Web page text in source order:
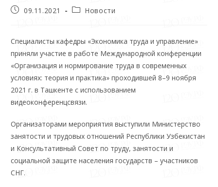
09.11.2021 Новости
Специалисты кафедры «Экономика труда и управление»
приняли участие в работе Международной конференции
«Организация и нормирование труда в современных
условиях: теория и практика» проходившей 8–9 ноября
2021 г. в Ташкенте с использованием
видеоконференцсвязи.
Организаторами мероприятия выступили Министерство
занятости и трудовых отношений Республики Узбекистан
и Консультативный Совет по труду, занятости и
социальной защите населения государств – участников
СНГ.